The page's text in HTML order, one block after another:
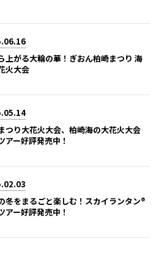
上がる大輪の華！ぎおん柏崎まつり 海
火大会
つり大花火大会、柏崎海の大花火大会
アー好評発売中！
冬をまるごと楽しむ！スカイランタン®
アー好評発売中！